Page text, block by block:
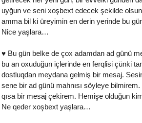
uyğun ve seni xoşbext edecek şekilde
amma bil ki üreyimin en derin yerinde bu
Nice yaşlara…
♥ Bu gün belke de çox adamdan ad günü
bu an oxuduğun içlerinde en ferqlisi çünki
dostluqdan meydana gelmiş bir mesaj.
sene bir ad günü mahnısı söyleye
qısa bir mesaj çekirem. Hemişe olduğun
Ne qeder xoşbext yaşlara…